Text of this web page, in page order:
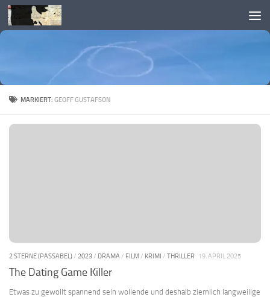
Skip to content
MARKIERT:GEOFF GUSTAFSON
2 STERNE (PASSABEL)/ 2023/ DRAMA / FILM/ KRIMI / THRILLER 19. APRIL 2025
The Dating Game Killer
Etwas zu gewollt spannend sein wollende und deshalb ziemlich langweilige